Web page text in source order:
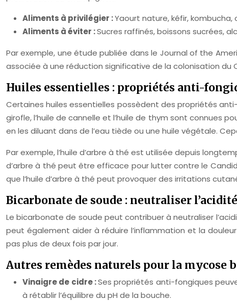
Aliments à privilégier :Yaourt nature, kéfir,
Aliments à éviter :Sucres raffinés, boissons sucrées,
Par exemple, une étude publiée dans le Journal of the
associée à une réduction significative de la colonisation du
Huiles essentielles : propriétés anti-
Certaines huiles essentielles possèdent des propriétés anti-
girofle, l’huile de cannelle et l’huile de thym sont connues
en les diluant dans de l’eau tiède ou une huile végétale.
Par exemple, l’huile d’arbre à thé est utilisée depuis
d’arbre à thé peut être efficace pour lutter contre le
que l’huile d’arbre à thé peut provoquer des irritations
Bicarbonate de soude : neutraliser
Le bicarbonate de soude peut contribuer à neutraliser
peut également aider à réduire l’inflammation et la
pas plus de deux fois par jour.
Autres remèdes naturels pour la mycose
Vinaigre de cidre :Ses propriétés anti-fongiques
à rétablir l’équilibre du pH de la bouche.